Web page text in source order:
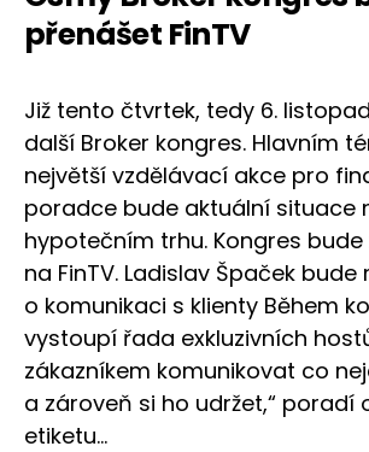
přenášet FinTV
Již tento čtvrtek, tedy 6.
další Broker kongres. Hlavním
největší vzdělávací akce pro
poradce bude aktuální situace
hypotečním trhu. Kongres bude
na FinTV. Ladislav Špaček bude
o komunikaci s klienty Během
vystoupí řada exkluzivních
zákazníkem komunikovat co
a zároveň si ho udržet,“ poradí
etiketu…